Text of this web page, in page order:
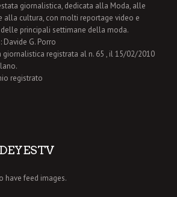
giornalistica, dedicata alla Moda, alle
alla cultura, con molti reportage video e
principali settimane della moda.
Davide G. Porro
giornalistica registrata al n. 65 , il 15/02/2010
registrato
have feed images.